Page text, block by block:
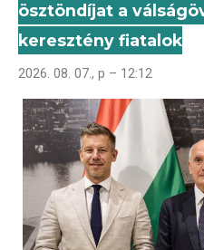
ösztöndíjat a
keresztény fiatalok
2026. 08. 07., p – 12:12